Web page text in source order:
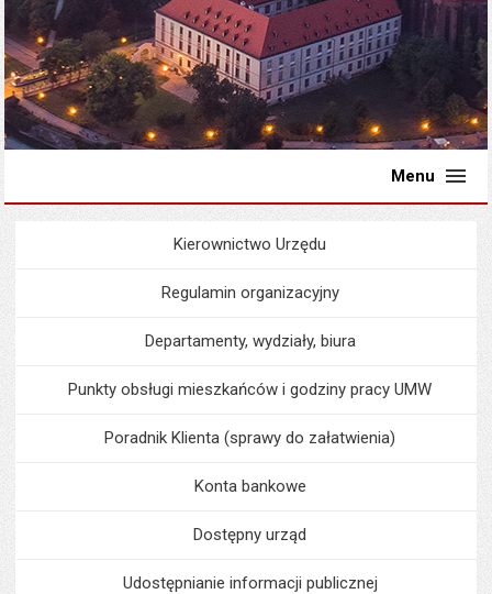
Menu
MenuUrząd Miejski
Kierownictwo Urzędu
Regulamin organizacyjny
Departamenty, wydziały, biura
Punkty obsługi mieszkańców i godziny pracy UMW
Poradnik Klienta (sprawy do załatwienia)
Konta bankowe
Dostępny urząd
Udostępnianie informacji publicznej